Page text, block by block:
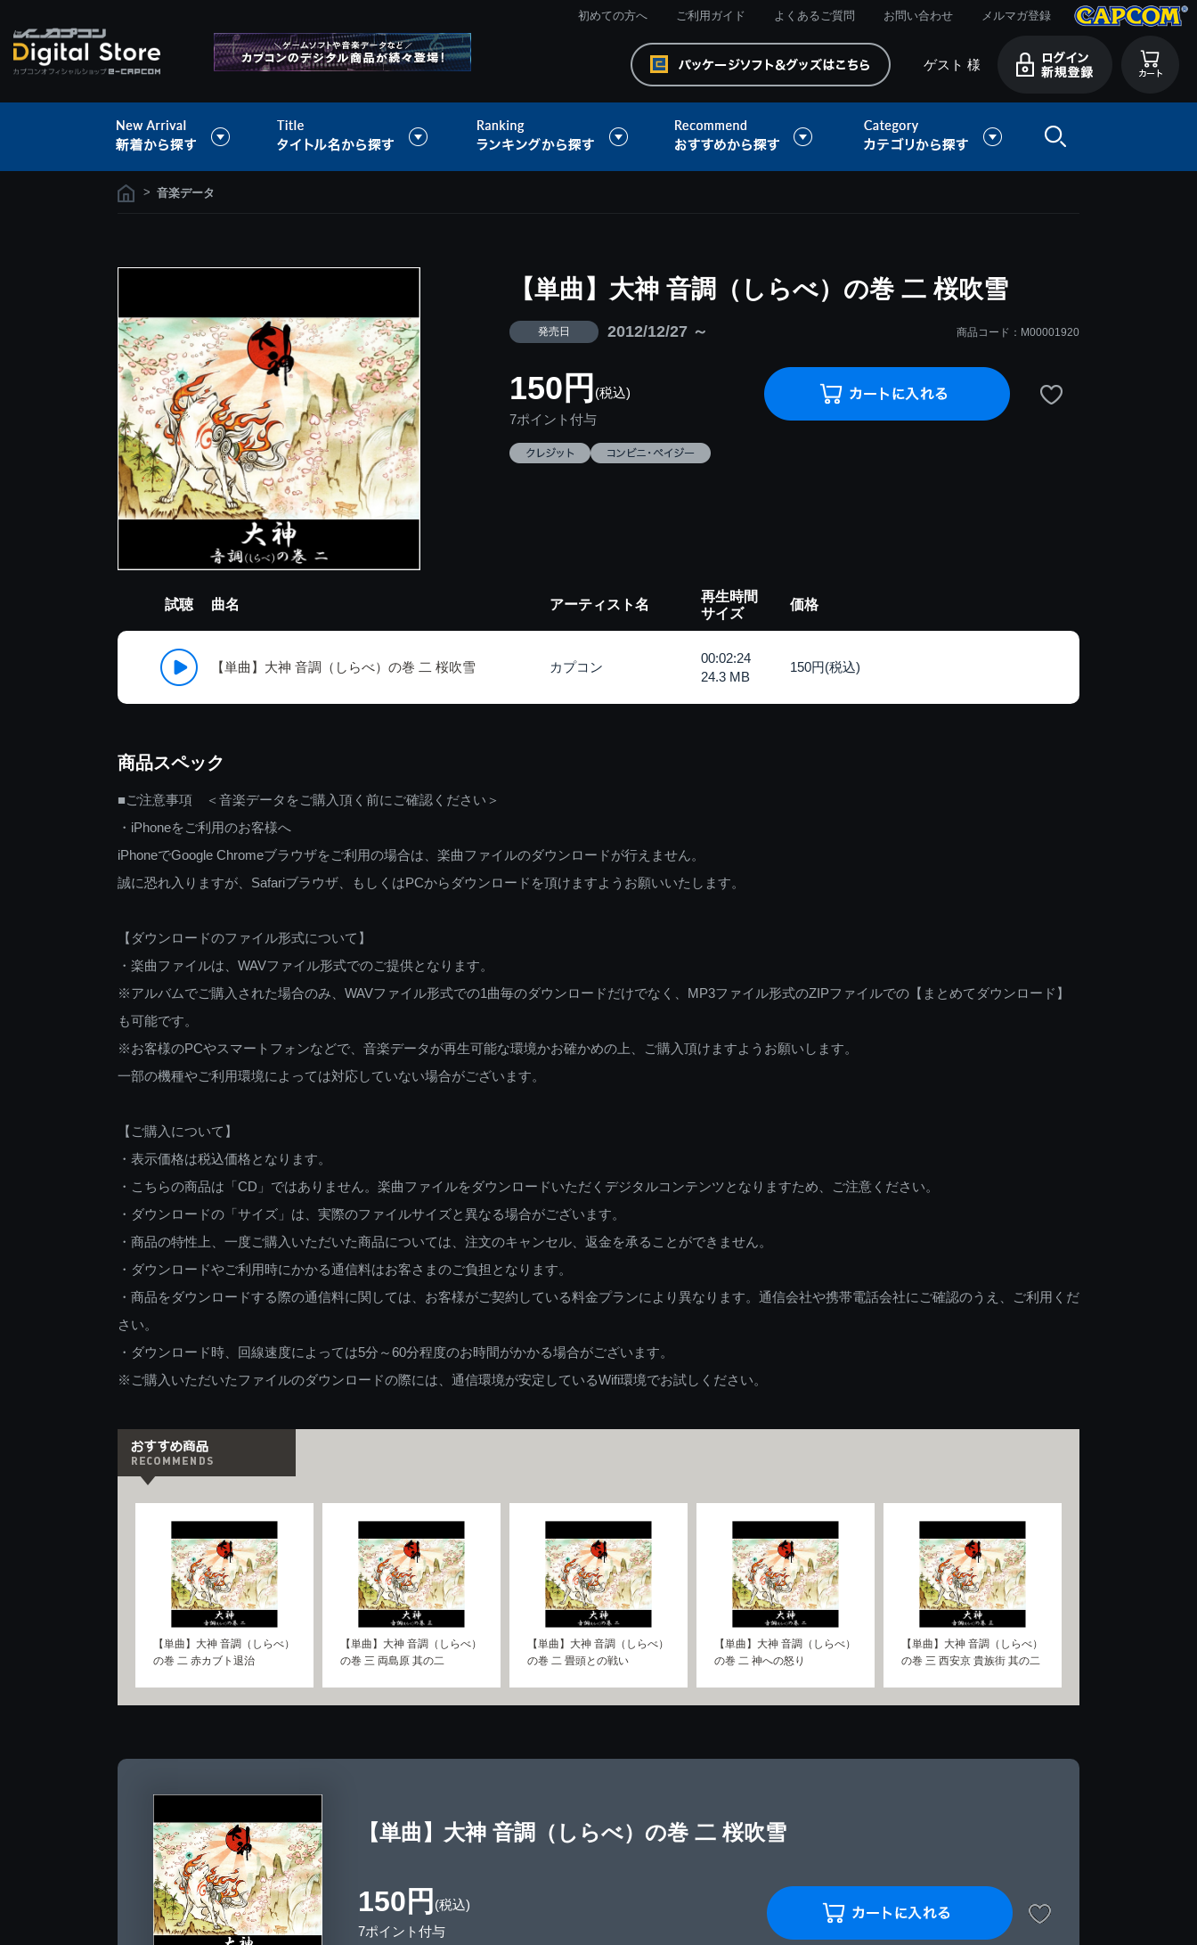
初めての方へ ご利用ガイド よくあるご質問 お問い合わせ メルマガ登録
ゲスト 様
> 音楽データ
【単曲】大神 音調（しらべ）の巻 二 桜吹雪
発売日 2012/12/27 ～ 商品コード：M00001920
150円 (税込)
7ポイント付与
試聴 曲名 アーティスト名
再生時間
サイズ
価格
【単曲】大神 音調（しらべ）の巻 二 桜吹雪 カプコン
00:02:24
24.3 MB
150円(税込)
商品スペック
■ご注意事項 ＜音楽データをご購入頂く前にご確認ください＞
・iPhoneをご利用のお客様へ
iPhoneでGoogle Chromeブラウザをご利用の場合は、楽曲ファイルのダウンロードが行えません。
誠に恐れ入りますが、Safariブラウザ、もしくはPCからダウンロードを頂けますようお願いいたします。
【ダウンロードのファイル形式について】
・楽曲ファイルは、WAVファイル形式でのご提供となります。
※アルバムでご購入された場合のみ、WAVファイル形式での1曲毎のダウンロードだけでなく、MP3ファイル形式のZIPファイルでの【まとめてダウンロード】
も可能です。
※お客様のPCやスマートフォンなどで、音楽データが再生可能な環境かお確かめの上、ご購入頂けますようお願いします。
一部の機種やご利用環境によっては対応していない場合がございます。
【ご購入について】
・表示価格は税込価格となります。
・こちらの商品は「CD」ではありません。楽曲ファイルをダウンロードいただくデジタルコンテンツとなりますため、ご注意ください。
・ダウンロードの「サイズ」は、実際のファイルサイズと異なる場合がございます。
・商品の特性上、一度ご購入いただいた商品については、注文のキャンセル、返金を承ることができません。
・ダウンロードやご利用時にかかる通信料はお客さまのご負担となります。
・商品をダウンロードする際の通信料に関しては、お客様がご契約している料金プランにより異なります。通信会社や携帯電話会社にご確認のうえ、ご利用くだ
さい。
・ダウンロード時、回線速度によっては5分～60分程度のお時間がかかる場合がございます。
※ご購入いただいたファイルのダウンロードの際には、通信環境が安定しているWifi環境でお試しください。
【単曲】大神 音調（しらべ）
の巻 二 赤カブト退治
【単曲】大神 音調（しらべ）
の巻 三 両島原 其の二
【単曲】大神 音調（しらべ）
の巻 二 畳頭との戦い
【単曲】大神 音調（しらべ）
の巻 二 神への怒り
【単曲】大神 音調（しらべ）
の巻 三 西安京 貴族街 其の二
【単曲】大神 音調（しらべ）の巻 二 桜吹雪
150円 (税込)
7ポイント付与